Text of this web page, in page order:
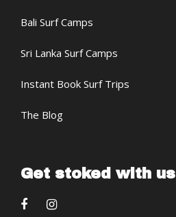
Bali Surf Camps
Sri Lanka Surf Camps
Instant Book Surf Trips
The Blog
Get stoked with us